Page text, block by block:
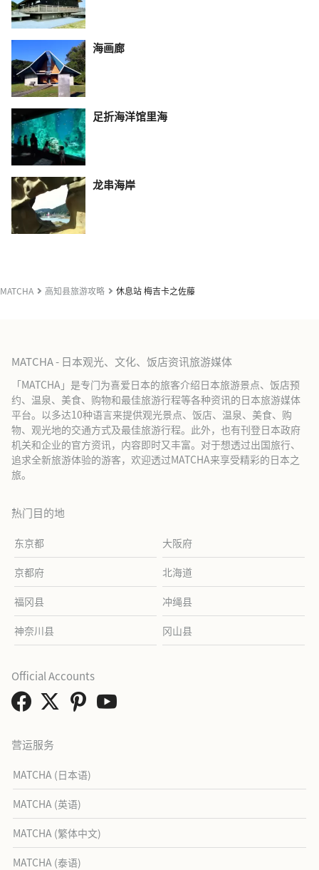
海画廊
足折海洋馆里海
龙串海岸
MATCHA 高知县旅游攻略 休息站 梅吉卡之佐藤
MATCHA - 日本观光、文化、饭店资讯旅游媒体
「MATCHA」是专门为喜爱日本的旅客介绍日本旅游景点、饭店预
约、温泉、美食、购物和最佳旅游行程等各种资讯的日本旅游媒体
平台。以多达10种语言来提供观光景点、饭店、温泉、美食、购
物、观光地的交通方式及最佳旅游行程。此外，也有刊登日本政府
机关和企业的官方资讯，内容即时又丰富。对于想透过出国旅行、
追求全新旅游体验的游客，欢迎透过MATCHA来享受精彩的日本之
旅。
热门目的地
东京都 大阪府
京都府 北海道
福冈县 冲绳县
神奈川县 冈山县
营运服务
MATCHA (日本语)
MATCHA (英语)
MATCHA (繁体中文)
MATCHA (泰语)
Official Accounts